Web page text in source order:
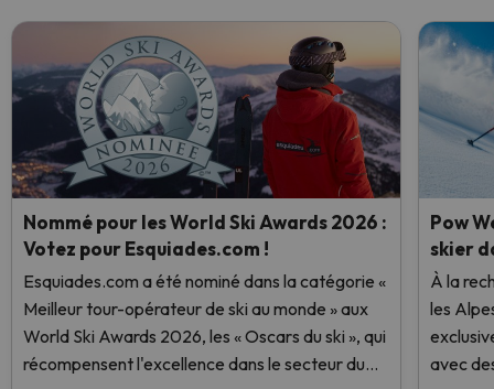
Nommé pour les World Ski Awards 2026 :
Votez pour Esquiades.com !
Esquiades.com a été nominé dans la catégorie «
Meilleur tour-opérateur de ski au monde » aux
World Ski Awards 2026, les « Oscars du ski », qui
récompensent l'excellence dans le secteur du
Pow
skier
À la
les
avec